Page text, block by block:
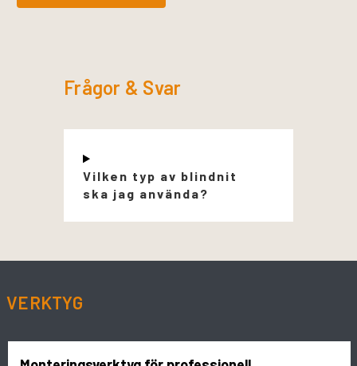
Frågor & Svar
Vilken typ av blindnit
ska jag använda?
VERKTYG